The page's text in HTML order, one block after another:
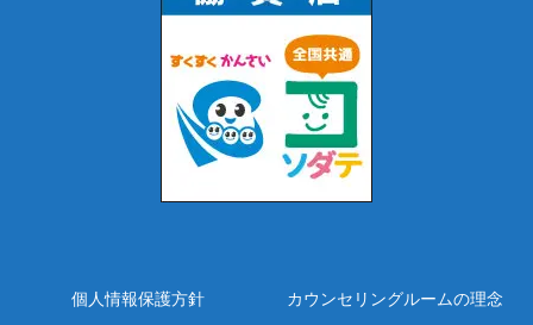
個人情報保護方針
カウンセリングルームの理念